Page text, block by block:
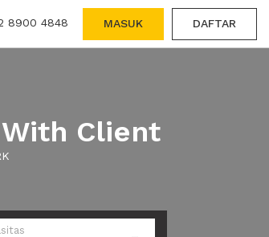
8900 4848 MASUK DAFTAR
Client